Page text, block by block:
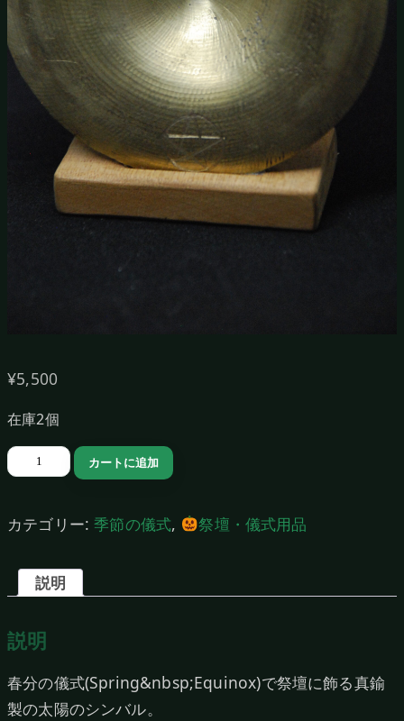
¥5,500
在庫2個
太
シ
バ
個
カートに追加
カテゴリー:季節の儀式, 祭壇・儀式用品
説明
説明
春分の儀式(Spring&nbsp;Equinox)で祭壇に飾る真鍮
製の太陽のシンバル。